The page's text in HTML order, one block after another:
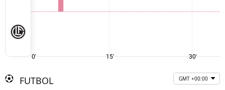
0' 15' 30'
FUTBOL GMT +00:00